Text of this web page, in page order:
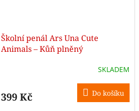
Školní penál Ars Una Cute
Animals – Kůň plněný
SKLADEM
399 Kč Do košíku